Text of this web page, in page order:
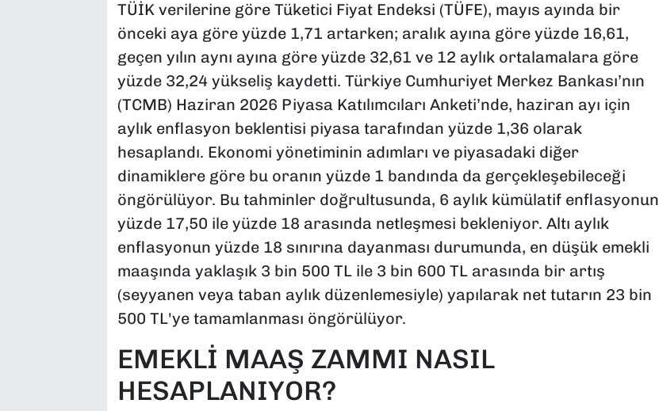
TÜİK verilerine göre Tüketici Fiyat Endeksi (TÜFE), mayıs ayında bir
önceki aya göre yüzde 1,71 artarken; aralık ayına göre yüzde 16,61,
geçen yılın aynı ayına göre yüzde 32,61 ve 12 aylık ortalamalara göre
yüzde 32,24 yükseliş kaydetti. Türkiye Cumhuriyet Merkez Bankası’nın
(TCMB) Haziran 2026 Piyasa Katılımcıları Anketi’nde, haziran ayı için
aylık enflasyon beklentisi piyasa tarafından yüzde 1,36 olarak
hesaplandı. Ekonomi yönetiminin adımları ve piyasadaki diğer
dinamiklere göre bu oranın yüzde 1 bandında da gerçekleşebileceği
öngörülüyor. Bu tahminler doğrultusunda, 6 aylık kümülatif enflasyonun
yüzde 17,50 ile yüzde 18 arasında netleşmesi bekleniyor. Altı aylık
enflasyonun yüzde 18 sınırına dayanması durumunda, en düşük emekli
maaşında yaklaşık 3 bin 500 TL ile 3 bin 600 TL arasında bir artış
(seyyanen veya taban aylık düzenlemesiyle) yapılarak net tutarın 23 bin
500 TL'ye tamamlanması öngörülüyor.
EMEKLİ MAAŞ ZAMMI NASIL
HESAPLANIYOR?